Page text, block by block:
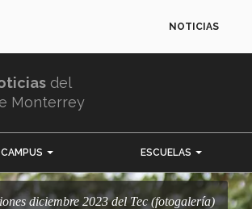
NOTICIAS
del
Monterrey
CAMPUS ESCUELAS
diciembre 2023 del Tec (fotogalería)